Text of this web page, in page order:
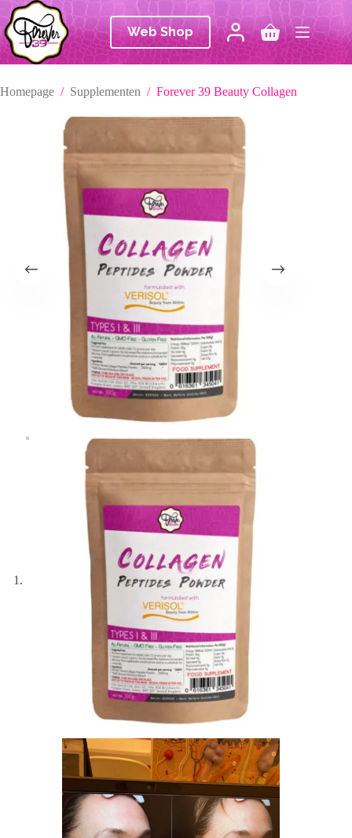
Ga
naar
de
inhoud
Web Shop Winkelwagen
Homepage / Supplementen / Forever 39 Beauty Collagen